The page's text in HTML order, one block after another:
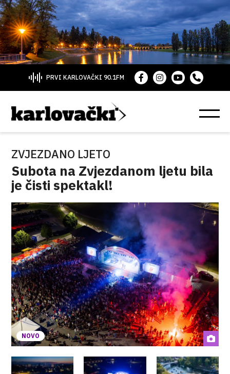
PRVI KARLOVAČKI 90.1FM
ZVJEZDANO LJETO
Subota na Zvjezdanom ljetu bila
je čisti spektakl!
NOVO